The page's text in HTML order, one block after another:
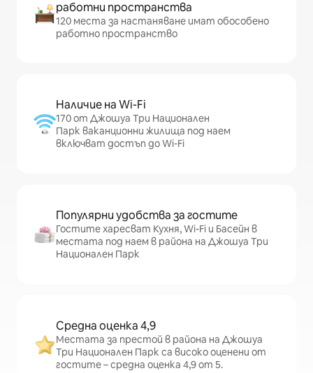
работни пространства
120 места за настаняване имат обособено
работно пространство
Наличие на Wi-Fi
170 от Джошуа Три Национален
Парк ваканционни жилища под наем
включват достъп до Wi-Fi
Популярни удобства за гостите
Гостите харесват Кухня, Wi-Fi и Басейн в
местата под наем в района на Джошуа Три
Национален Парк
Средна оценка 4,9
Местата за престой в района на Джошуа
Три Национален Парк са високо оценени от
гостите – средна оценка 4,9 от 5.